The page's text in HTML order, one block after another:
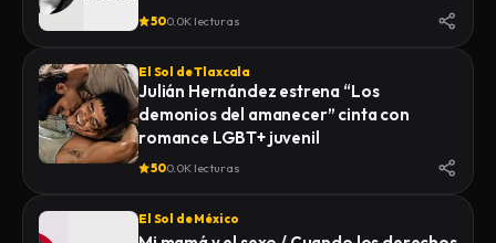
500.0K lecturas
El Sol de Tlaxcala
Julián Hernández estrena “Los
demonios del amanecer” cinta con
romance LGBT+ juvenil
500.0K lecturas
El Sol de México